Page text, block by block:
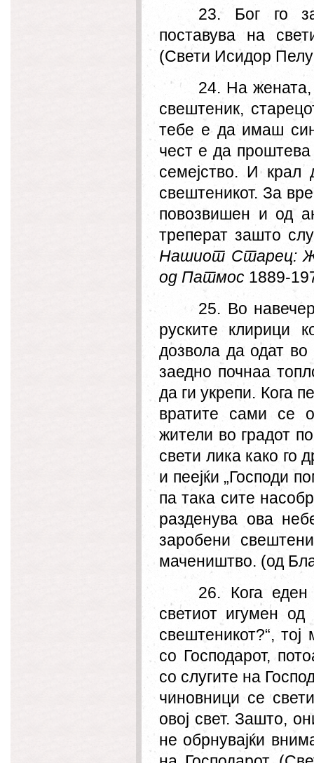
23. Бог го
поставува на
(Свети Исидор
24. На
свештеник,
тебе е да имаш син
чест е да проштева
семејство. И
свештеникот. За
повозвишен и од
треперат зашто
Нашиот Старец:
од Патмос 1889-
25. Во
руските клирици
дозвола да одат
заедно почнаа
да ги укрепи. Кога
вратите сами се
жители во градот
свети лика како го
и пеејќи „Господи
па така сите
разденува ова
заробени
мачеништво. (од
26. Кога еден
светиот игумен
свештеникот?“,
со Господарот,
со слугите на
чиновници се
овој свет. Зашто,
не обрнувајќи